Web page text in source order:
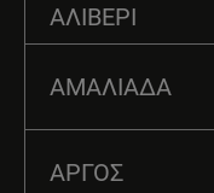
ΑΛΙΒΕΡΙ
ΑΜΑΛΙΑΔΑ
ΑΡΓΟΣ